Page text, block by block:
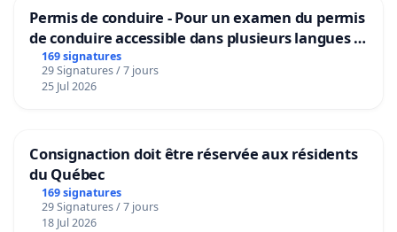
Permis de conduire - Pour un examen du permis
de conduire accessible dans plusieurs langues à
Bruxelles
169 signatures
29 Signatures / 7 jours
25 Jul 2026
Consignaction doit être réservée aux résidents
du Québec
169 signatures
29 Signatures / 7 jours
18 Jul 2026